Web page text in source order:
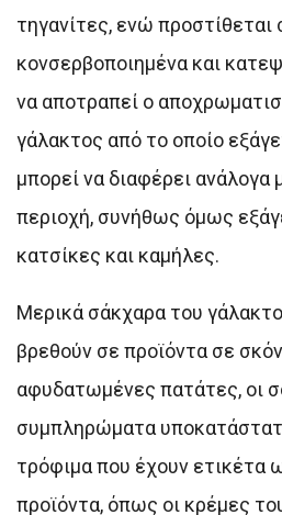
τηγανίτες, ενώ προστίθεται
κονσερβοποιημένα και
να αποτραπεί ο
γάλακτος από το οποίο
μπορεί να διαφέρει
περιοχή, συνήθως όμως
κατσίκες και καμήλες.
Μερικά σάκχαρα του
βρεθούν σε προϊόντα σε
αφυδατωμένες πατάτες, οι
συμπληρώματα
τρόφιμα που έχουν ετικέτα
προϊόντα, όπως οι κρέμες